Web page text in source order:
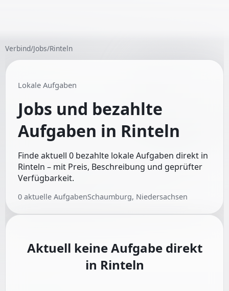
Verbind/Jobs/Rinteln
Lokale Aufgaben
Jobs und bezahlte
Aufgaben in Rinteln
Finde aktuell 0 bezahlte lokale Aufgaben direkt in
Rinteln – mit Preis, Beschreibung und geprüfter
Verfügbarkeit.
0 aktuelle AufgabenSchaumburg, Niedersachsen
Aktuell keine Aufgabe direkt
in Rinteln